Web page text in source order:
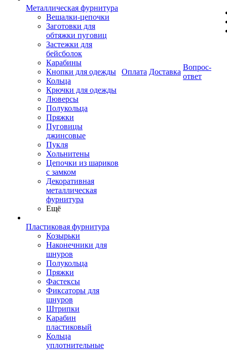
Металлическая фурнитура
Вешалки-цепочки
Заготовки для
обтяжки пуговиц
Застежки для
бейсболок
Карабины
Кнопки для одежды
Кольца
Крючки для одежды
Люверсы
Полукольца
Пряжки
Пуговицы
джинсовые
Пукля
Хольнитены
Цепочки из шариков
с замком
Декоративная
металлическая
фурнитура
Ещё
Пластиковая фурнитура
Козырьки
Наконечники для
шнуров
Полукольца
Пряжки
Фастексы
Фиксаторы для
шнуров
Штрипки
Карабин
пластиковый
Кольца
уплотнительные
Оплата Доставка
Вопрос-
ответ